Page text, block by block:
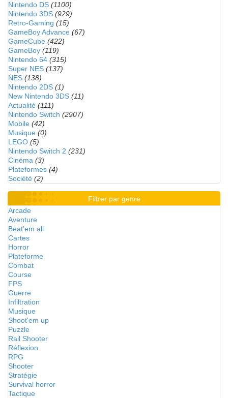
Nintendo DS (1100)
Nintendo 3DS (929)
Retro-Gaming (15)
GameBoy Advance (67)
GameCube (422)
GameBoy (119)
Nintendo 64 (315)
Super NES (137)
NES (138)
Nintendo 2DS (1)
New Nintendo 3DS (11)
Actualité (111)
Nintendo Switch (2907)
Mobile (42)
Musique (0)
LEGO (5)
Nintendo Switch 2 (231)
Cinéma (3)
Plateformes (4)
Société (2)
Filtrer par genre
Arcade
Aventure
Beat'em all
Cartes
Horror
Plateforme
Combat
Course
FPS
Guerre
Infiltration
Musique
Shoot'em up
Puzzle
Rail Shooter
Réflexion
RPG
Shooter
Stratégie
Survival horror
Tactique